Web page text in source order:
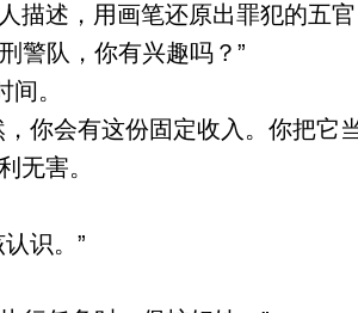
述，用画笔还原出罪犯的五官
警队，你有兴趣吗？”
。
会有这份固定收入。你把它当
无害。
识。”